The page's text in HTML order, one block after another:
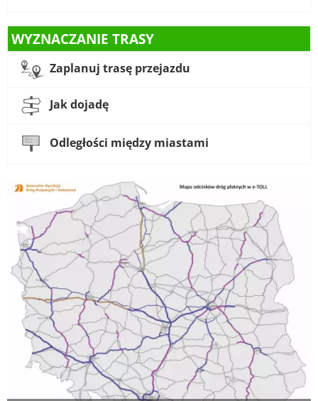
WYZNACZANIE TRASY
Zaplanuj trasę przejazdu
Jak dojadę
Odległości między miastami